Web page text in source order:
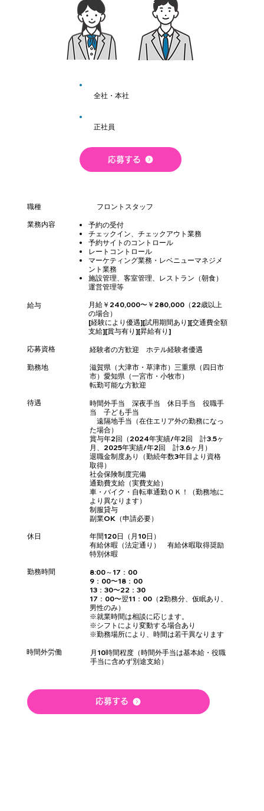
全社・本社
正社員
応募する
職種
フロントスタッフ
業務内容
予約の受付
​チェックイン、チェックアウト業務
予約サイトのコントロール
レートコントロール
マーケティング業務・レベニューマネジメ
ント業務
施設管理、客室管理、レストラン（朝食）
運営管理等
給与
月給￥240,000〜￥280,000（22歳以上
の場合）
[経験により優遇][試用期間あり][交通費全額
支給][賞与有り][昇給有り]
応募資格
経験者の方歓迎 ホテル経験者優遇
​勤務地
滋賀県（大津市・草津市）三重県（四日市
市）愛知県（一宮市・小牧市）
転勤可能な方歓迎
待遇
時間外手当 深夜手当 休日手当 役職手
当 子ども手当
遠隔地手当（在住エリア外の勤務になっ
た場合）
賞与年2回（2024年実績/年2回 計3.5ヶ
月、2025年実績/年2回 計3.6ヶ月）
退職金制度あり（勤続年数3年目より資格
取得）
社会保険制度完備
通勤費支給（実費支給）
車・バイク・自転車通勤ＯＫ！（勤務地に
より異なります）
制服貸与
副業OK（申請必要）
休日
年間120日（月10日）
有給休暇（法定通り） 有給休暇取得奨励
特別休暇
勤務時間
8:00～17：00
9：00〜18：00
13：30〜22：30
17：00〜翌11：00（2勤務分、仮眠あり、
男性のみ）
※就業時間は相談に応じます。
※シフトにより変動する場合あり
※勤務場所により、時間は若干異なります
時間外労働
月10時間程度（時間外手当は基本給・役職
手当に含めず別途支給）
応募する